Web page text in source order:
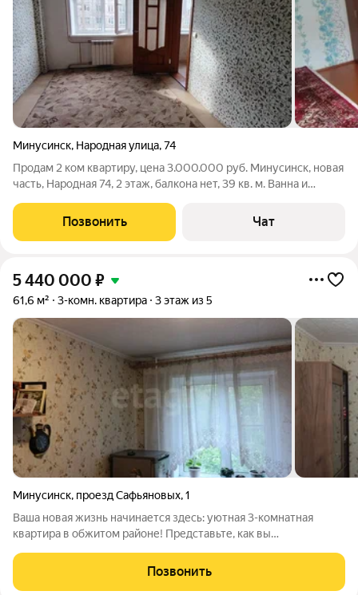
Минусинск, Народная улица,74
Продам 2 ком квартиру, цена 3.000.000 руб. Минусинск, новая
часть, Народная 74, 2 этаж, балкона нет, 39 кв. м. Ванна и
Позвонить Чат
5 440 000 ₽
61,6 м² 3-комн. квартира 3 этаж из 5
Минусинск, проезд Сафьяновых,1
Ваша новая жизнь начинается здесь: уютная 3-комнатная
квартира в обжитом районе! Представьте, как вы
теплую квартиру, где вас ждет комфорт и уют. Это
Позвонить